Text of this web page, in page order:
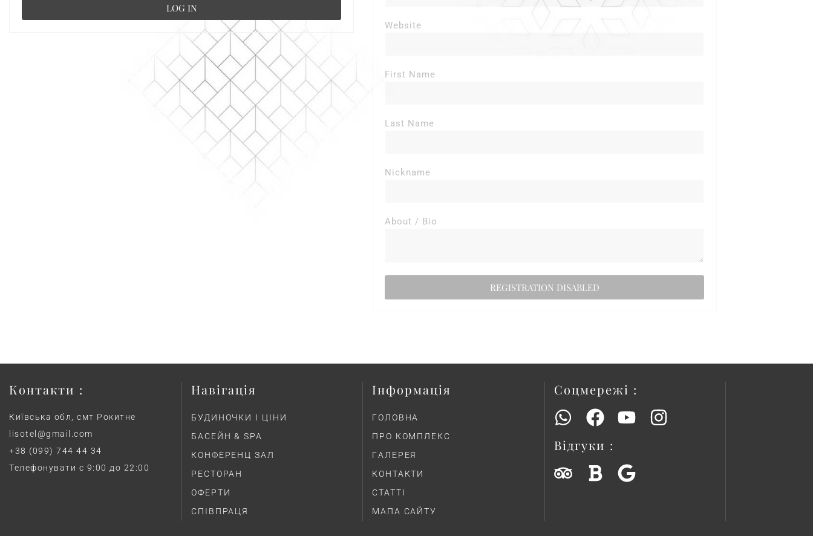
Website
First Name
Last Name
Nickname
About / Bio
Контакти :
Київська обл, смт Рокитне
lisotel@gmail.com
+38 (099) 744 44 34
Телефонувати с 9:00 до 22:00
Навігація
БУДИНОЧКИ І ЦІНИ
БАСЕЙН & SPA
КОНФЕРЕНЦ ЗАЛ
РЕСТОРАН
ОФЕРТИ
СПІВПРАЦЯ
Інформація
ГОЛОВНА
ПРО КОМПЛЕКС
ГAЛЕРЕЯ
КОНТАКТИ
СТАТТІ
МАПА САЙТУ
Соцмережі :
Відгуки :